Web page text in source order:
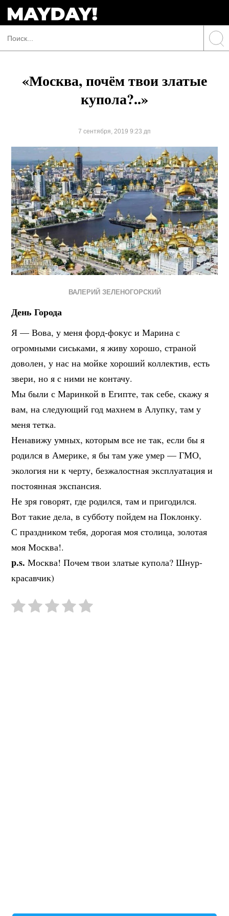
«Москва, почём твои златые
купола?..»
7 сентября, 2019 9:23 дп
ВАЛЕРИЙ ЗЕЛЕНОГОРСКИЙ
День Города
Я — Вова, у меня форд-фокус и Марина с
огромными сиськами, я живу хорошо, страной
доволен, у нас на мойке хороший коллектив, есть
звери, но я с ними не контачу.
Мы были с Маринкой в Египте, так себе, скажу я
вам, на следующий год махнем в Алупку, там у
меня тетка.
Ненавижу умных, которым все не так, если бы я
родился в Америке, я бы там уже умер — ГМО,
экология ни к черту, безжалостная эксплуатация и
постоянная экспансия.
Не зря говорят, где родился, там и пригодился.
Вот такие дела, в субботу пойдем на Поклонку.
С праздником тебя, дорогая моя столица, золотая
моя Москва!.
p.s. Москва! Почем твои златые купола? Шнур-
красавчик)